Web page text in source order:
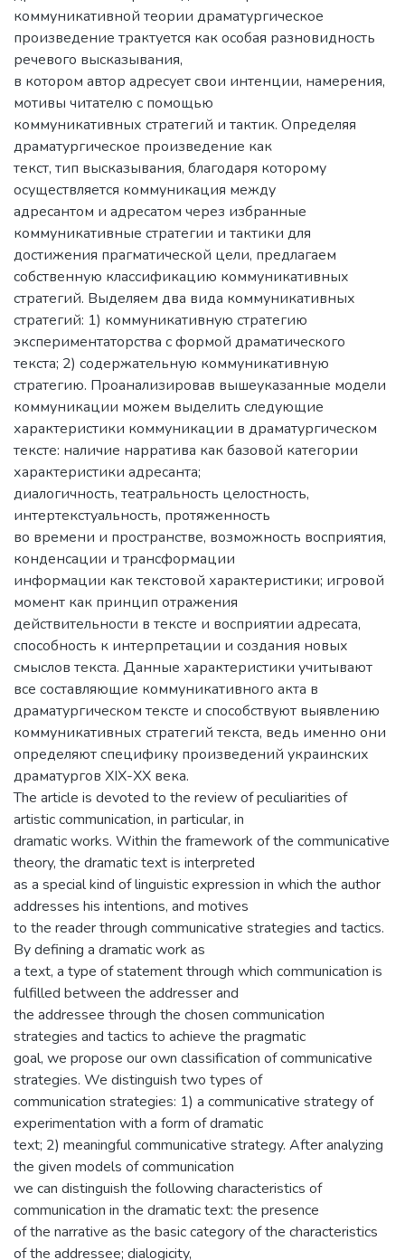
коммуникативной теории драматургическое
произведение трактуется как особая разновидность
речевого высказывания,
в котором автор адресует свои интенции, намерения,
мотивы читателю с помощью
коммуникативных стратегий и тактик. Определяя
драматургическое произведение как
текст, тип высказывания, благодаря которому
осуществляется коммуникация между
адресантом и адресатом через избранные
коммуникативные стратегии и тактики для
достижения прагматической цели, предлагаем
собственную классификацию коммуникативных
стратегий. Выделяем два вида коммуникативных
стратегий: 1) коммуникативную стратегию
экспериментаторства с формой драматического
текста; 2) содержательную коммуникативную
стратегию. Проанализировав вышеуказанные модели
коммуникации можем выделить следующие
характеристики коммуникации в драматургическом
тексте: наличие нарратива как базовой категории
характеристики адресанта;
диалогичность, театральность целостность,
интертекстуальность, протяженность
во времени и пространстве, возможность восприятия,
конденсации и трансформации
информации как текстовой характеристики; игровой
момент как принцип отражения
действительности в тексте и восприятии адресата,
способность к интерпретации и создания новых
смыслов текста. Данные характеристики учитывают
все составляющие коммуникативного акта в
драматургическом тексте и способствуют выявлению
коммуникативных стратегий текста, ведь именно они
определяют специфику произведений украинских
драматургов XIX-XX века.
The article is devoted to the review of peculiarities of
artistic communication, in particular, in
dramatic works. Within the framework of the communicative
theory, the dramatic text is interpreted
as a special kind of linguistic expression in which the author
addresses his intentions, and motives
to the reader through communicative strategies and tactics.
By defining a dramatic work as
a text, a type of statement through which communication is
fulfilled between the addresser and
the addressee through the chosen communication
strategies and tactics to achieve the pragmatic
goal, we propose our own classification of communicative
strategies. We distinguish two types of
communication strategies: 1) a communicative strategy of
experimentation with a form of dramatic
text; 2) meaningful communicative strategy. After analyzing
the given models of communication
we can distinguish the following characteristics of
communication in the dramatic text: the presence
of the narrative as the basic category of the characteristics
of the addressee; dialogicity,